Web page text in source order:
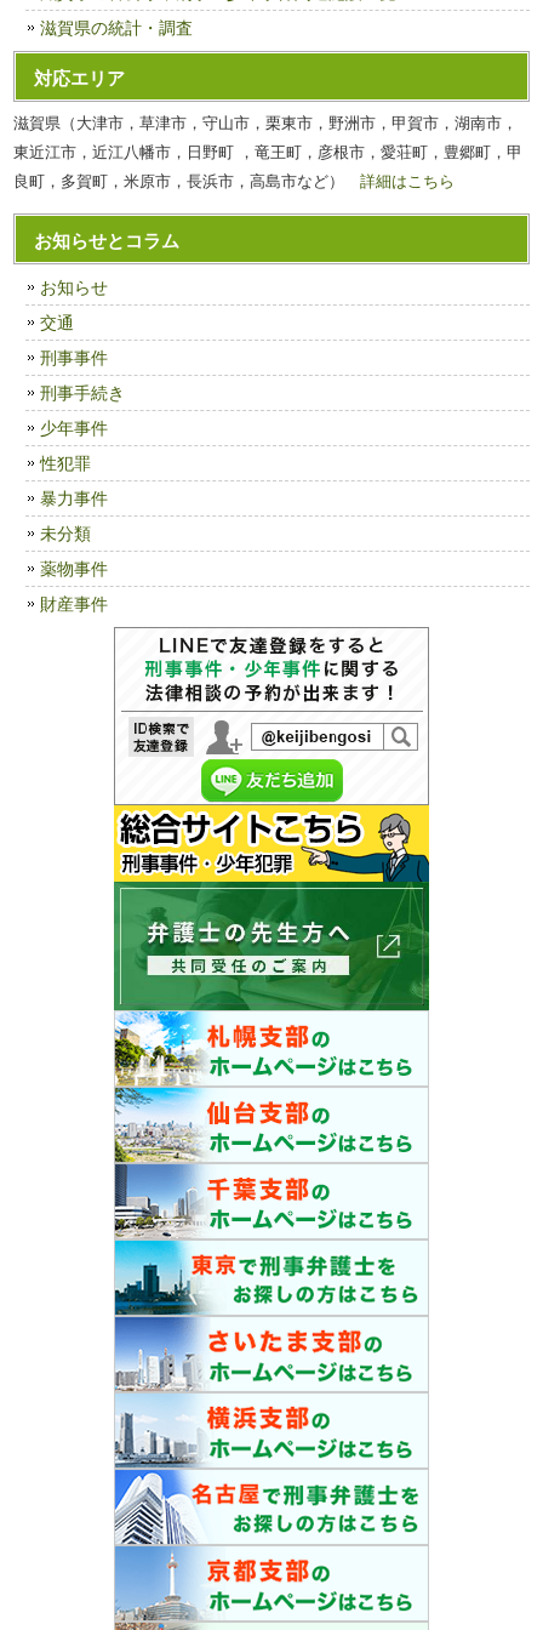
滋賀県の統計・調査
対応エリア
滋賀県（大津市，草津市，守山市，栗東市，野洲市，甲賀市，湖南市，
東近江市，近江八幡市，日野町 ，竜王町，彦根市，愛荘町，豊郷町，甲
良町，多賀町，米原市，長浜市，高島市など）詳細はこちら
お知らせとコラム
お知らせ
交通
刑事事件
刑事手続き
少年事件
性犯罪
暴力事件
未分類
薬物事件
財産事件